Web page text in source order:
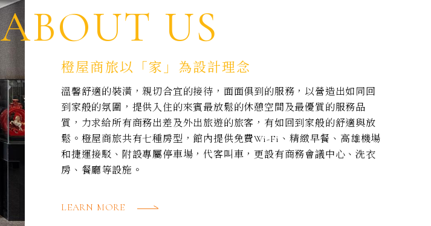
ABOUT US
橙屋商旅以「家」為設計理念
溫馨舒適的裝潢，親切合宜的接待，面面俱到的服務，以營造出如同回
到家般的氛圍，提供入住的來賓最放鬆的休憩空間及最優質的服務品
質，力求給所有商務出差及外出旅遊的旅客，有如回到家般的舒適與放
鬆。橙屋商旅共有七種房型，館內提供免費Wi-Fi、精緻早餐、高雄機場
和捷運接駁、附設專屬停車場，代客叫車，更設有商務會議中心、洗衣
房、餐廳等設施。
LEARN MORE